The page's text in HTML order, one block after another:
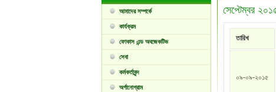
আমাদের সম্পর্কে
কার্যক্রম
ফোকাস এন্ড অবজেকটিভ
সেবা
কর্মকর্তাবৃন্দ
অর্গানোগ্রাম
সেপ্টেম্বর
তারিখ
০৯-০৯-২০১৫